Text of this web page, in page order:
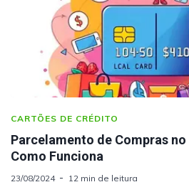
CARTÕES DE CRÉDITO
Parcelamento de Compras
Como Funciona
23/08/2024 12 min de leitura